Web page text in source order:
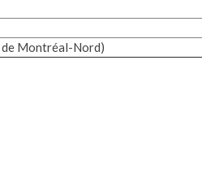
Montréal-Nord)